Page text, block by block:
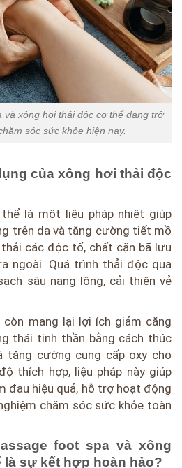
và xông hơi thải độc cơ thể đang trở
sóc sức khỏe hiện nay.
của xông hơi thải độc
là một liệu pháp nhiệt giúp
trên da và tăng cường tiết mồ
các độc tố, chất cặn bã lưu
ngoài. Quá trình thải độc qua
sâu nang lông, cải thiện vẻ
còn mang lại lợi ích giảm căng
thái tinh thần bằng cách thúc
tăng cường cung cấp oxy cho
thích hợp, liệu pháp này giúp
đau hiệu quả, hỗ trợ hoạt động
chăm sóc sức khỏe toàn
foot spa và xông
là sự kết hợp hoàn hảo?